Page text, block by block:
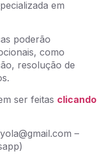
em
poderão
como
resolução de
ser feitas clicando
–